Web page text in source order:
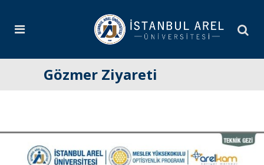
Gözmer Ziyareti